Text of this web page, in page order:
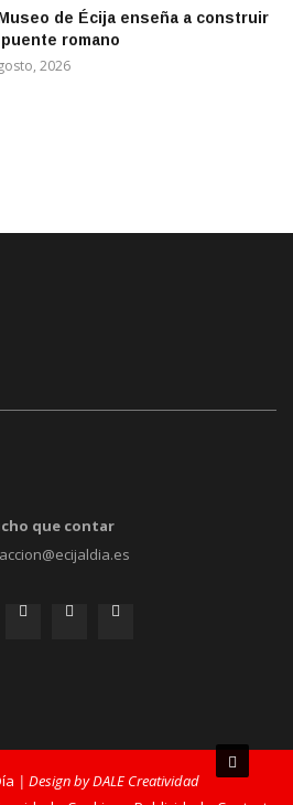
de Écija enseña a construir
romano
2026
que contar
| Design by DALE Creatividad